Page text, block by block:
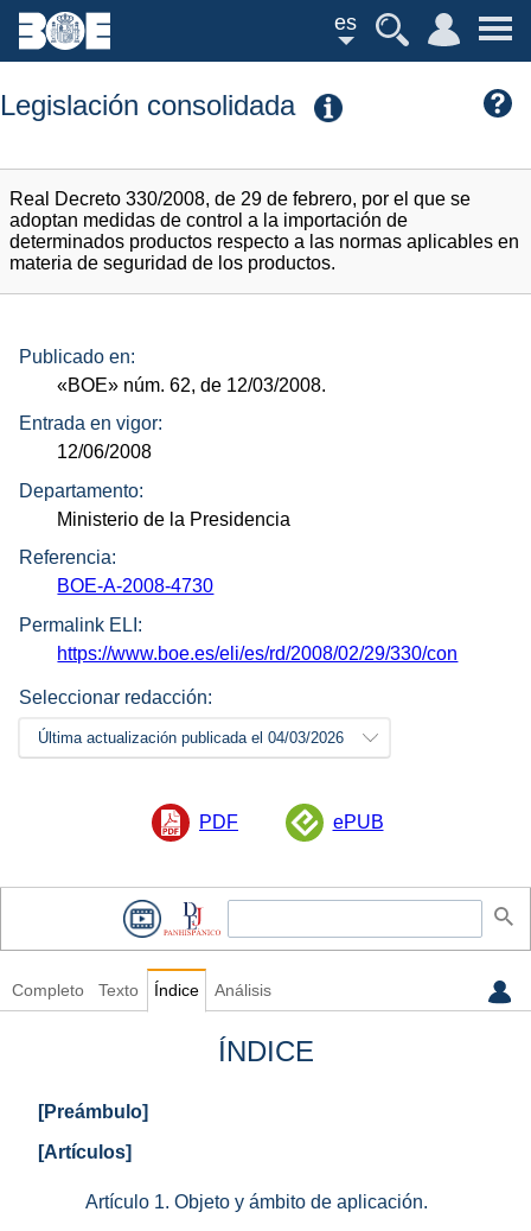
es
Legislación consolidada
Real Decreto 330/2008, de 29 de febrero, por el que se
adoptan medidas de control a la importación de
determinados productos respecto a las normas aplicables en
materia de seguridad de los productos.
Publicado en:
«BOE» núm. 62, de 12/03/2008.
Entrada en vigor:
12/06/2008
Departamento:
Ministerio de la Presidencia
Referencia:
BOE-A-2008-4730
Permalink ELI:
https://www.boe.es/eli/es/rd/2008/02/29/330/con
Seleccionar redacción:
Última actualización publicada el 04/03/2026
PDF ePUB
Completo Texto Índice Análisis
ÍNDICE
[Preámbulo]
[Artículos]
Artículo 1. Objeto y ámbito de aplicación.